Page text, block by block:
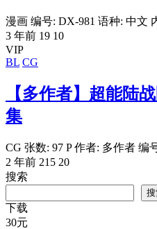
漫画 编号: DX-981 语种: 中文
3 年前 19 10
VIP
BL CG
【多作者】超能陆
集
CG 张数: 97 P 作者: 多作者 编
2 年前 215 20
搜索
下载
30元